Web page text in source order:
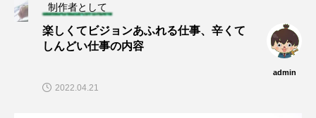
制作者として
楽しくてビジョンあふれる仕事、辛くて
しんどい仕事の内容
admin
2022.04.21